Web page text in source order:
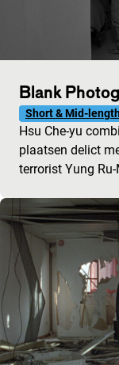
Blank
Short & Mid-
Hsu Che-yu
plaatsen delict
terrorist Yung Ru-